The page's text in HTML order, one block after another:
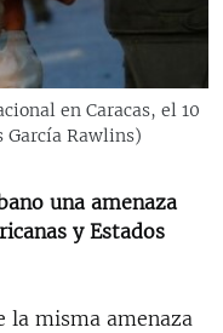
en Caracas, el 10
García Rawlins)
una amenaza
y Estados
la misma amenaza